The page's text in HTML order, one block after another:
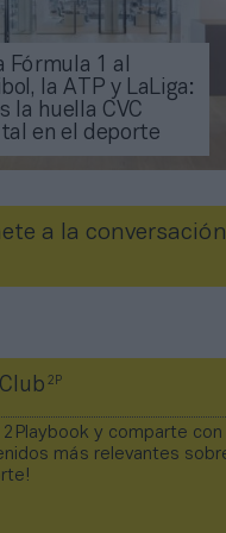
Fórmula 1 al
la ATP y LaLiga:
la huella CVC
en el deporte
a la
2P
2Playbook y comparte
más relevantes